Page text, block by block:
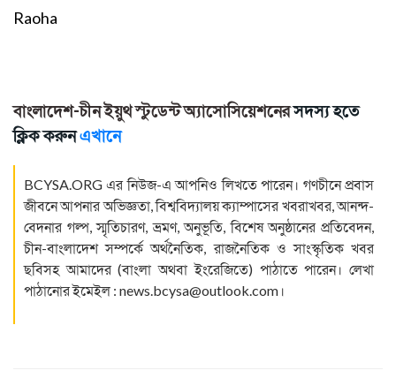
Raoha
বাংলাদেশ-চীন ইয়ুথ স্টুডেন্ট অ্যাসোসিয়েশনেরসদস্য হতে
ক্লিক করুনএখানে
BCYSA.ORG এর নিউজ-এ আপনিও লিখতে পারেন। গণচীনে প্রবাস
জীবনে আপনার অভিজ্ঞতা, বিশ্ববিদ্যালয় ক্যাম্পাসের খবরাখবর, আনন্দ-
বেদনার গল্প, স্মৃতিচারণ, ভ্রমণ, অনুভূতি, বিশেষ অনুষ্ঠানের প্রতিবেদন,
চীন-বাংলাদেশ সম্পর্কে অর্থনৈতিক, রাজনৈতিক ও সাংস্কৃতিক খবর
ছবিসহ আমাদের (বাংলা অথবা ইংরেজিতে) পাঠাতে পারেন। লেখা
পাঠানোর ইমেইল : news.bcysa@outlook.com ।